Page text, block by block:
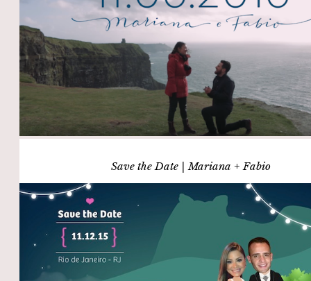
Save the Date | Mariana + Fabio